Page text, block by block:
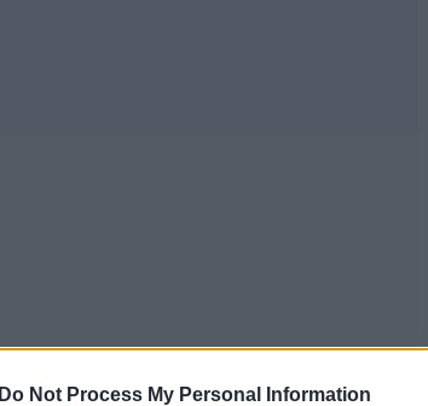
Do Not Process My Personal Information